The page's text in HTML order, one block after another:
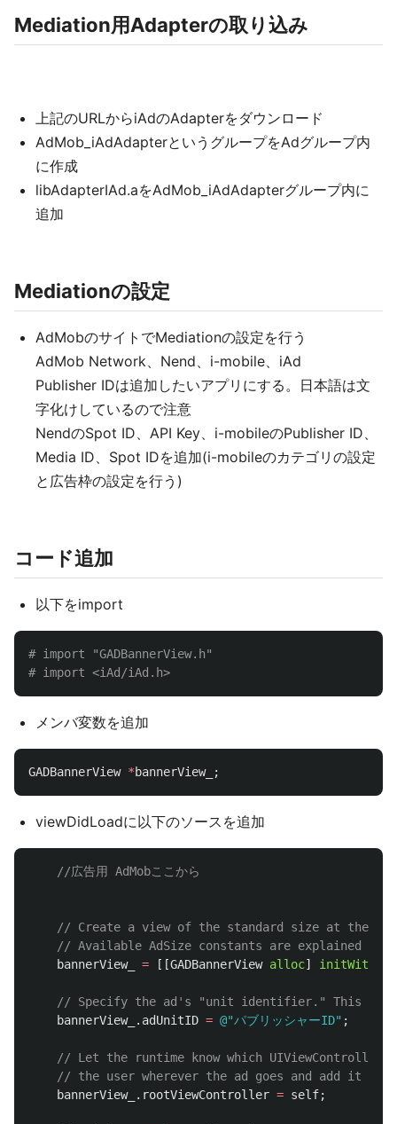
Mediation用Adapterの取り込み
上記のURLからiAdのAdapterをダウンロード
AdMob_iAdAdapterというグループをAdグループ内
に作成
libAdapterIAd.aをAdMob_iAdAdapterグループ内に
追加
Mediationの設定
AdMobのサイトでMediationの設定を行う
AdMob Network、Nend、i-mobile、iAd
Publisher IDは追加したいアプリにする。日本語は文
字化けしているので注意
NendのSpot ID、API Key、i-mobileのPublisher ID、
Media ID、Spot IDを追加(i-mobileのカテゴリの設定
と広告枠の設定を行う)
コード追加
以下をimport
# import "GADBannerView.h"
メンバ変数を追加
GADBannerView *bannerView_ ;
viewDidLoadに以下のソースを追加
//広告用 AdMobここから
// Create a view of the standard size at the
// Available AdSize constants are explained in
bannerView_
= [[GADBannerView alloc]
// Specify the ad's "unit identifier." This is
bannerView_
. adUnitID = @"パブリッシャーID" ;
// Let the runtime know which
// the user wherever the ad goes and add it to
bannerView_
. rootViewController = self;